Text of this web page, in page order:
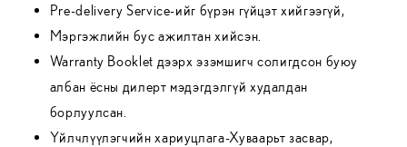
Pre-delivery Service-ийг бүрэн гүйцэт хийгээгүй,
Mэргэжлийн бус ажилтан хийсэн.
Warranty Booklet дээрх эзэмшигч солигдсон буюу
албан ёсны дилерт мэдэгдэлгүй худалдан
борлуулсан.
Үйлчлүүлэгчийн хариуцлага-Хуваарьт засвар,